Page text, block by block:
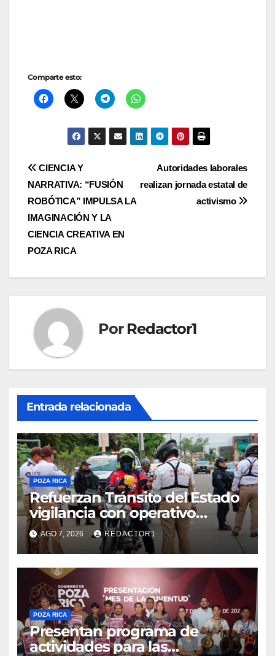
Comparte esto:
Navegación
de
entradas
Autoridades laborales
realizan jornada estatal de
activismo
CIENCIA Y
NARRATIVA: “FUSIÓN
ROBÓTICA” IMPULSA LA
IMAGINACIÓN Y LA
CIENCIA CREATIVA EN
POZA RICA
Por Redactor1
Entrada relacionada
POZA RICA
Refuerzan Tránsito del Estado
vigilancia con operativo
sorpresa
AGO 7, 2026 REDACTOR1
POZA RICA
Presentan programa de
actividades para las